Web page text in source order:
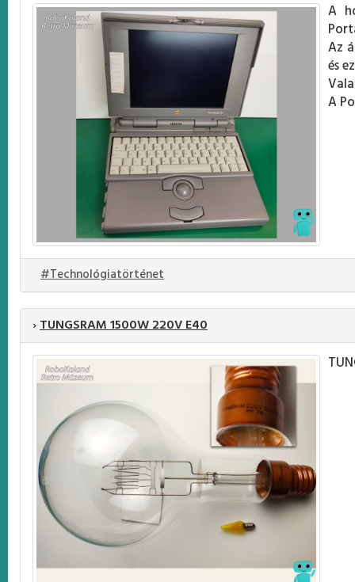
A
Az
és
A
#Technológiatörténet
›TUNGSRAM 1500W 220V E40